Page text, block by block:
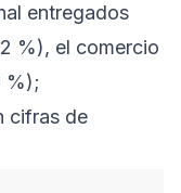
entregados
%), el comercio
%);
cifras de